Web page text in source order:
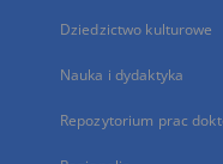
Dziedzictwo kulturowe
Nauka i dydaktyka
Repozytorium prac